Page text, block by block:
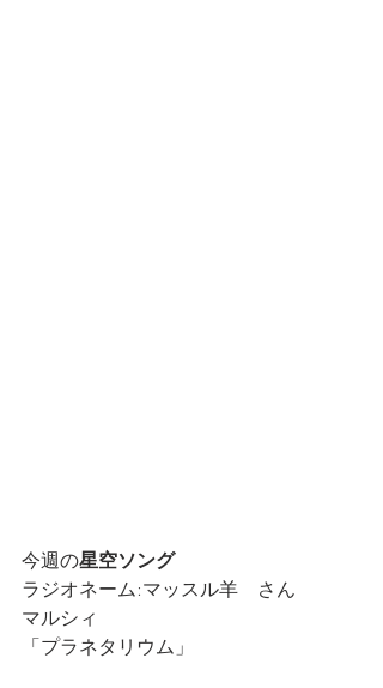
今週の星空ソング
ラジオネーム:マッスル羊　さん
マルシィ
「プラネタリウム」